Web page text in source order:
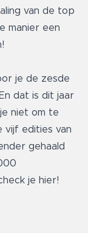
van de top
manier een
je de zesde
dat is dit jaar
niet om te
vijf edities van
gehaald
je hier!